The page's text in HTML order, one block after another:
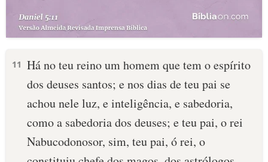
11 Há no teu reino um homem que tem o espírito
dos deuses santos; e nos dias de teu pai se
achou nele luz, e inteligência, e sabedoria,
como a sabedoria dos deuses; e teu pai, o rei
Nabucodonosor, sim, teu pai, ó rei, o